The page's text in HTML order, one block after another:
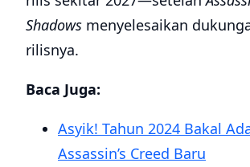
Shadows menyelesaikan
rilisnya.
Baca Juga:
Asyik! Tahun 2024 Bakal
Assassin’s Creed Baru